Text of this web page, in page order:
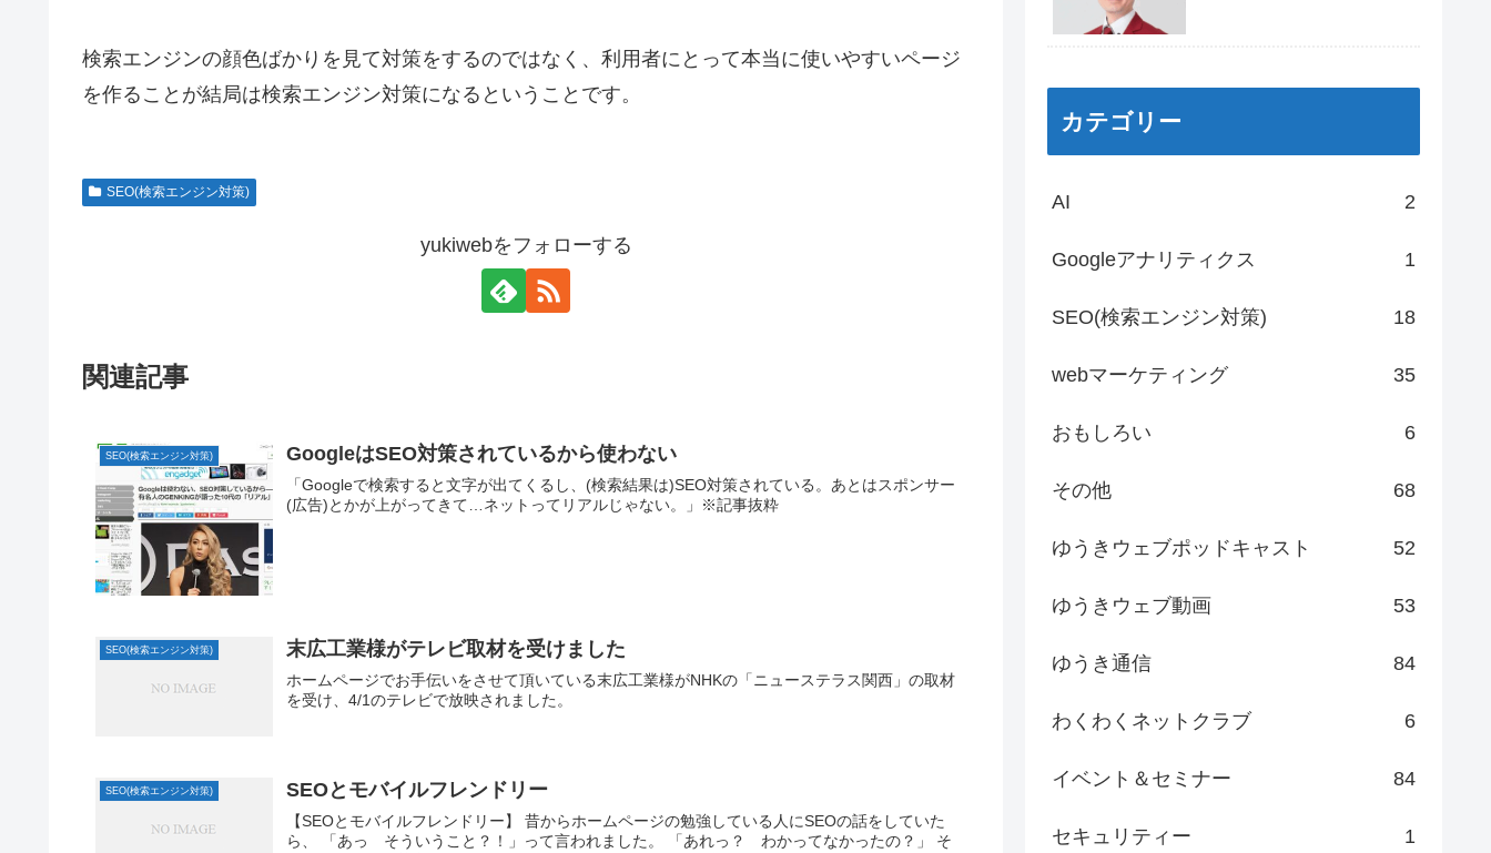
検索エンジンの顔色ばかりを見て対策をするのではなく、利用者にとって本当に使いやすいページ
を作ることが結局は検索エンジン対策になるということです。
SEO(検索エンジン対策)
yukiwebをフォローする
関連記事
SEO(検索エンジン対策) GoogleはSEO対策されているから使わない
「Googleで検索すると文字が出てくるし、(検索結果は)SEO対策されている。あとはスポンサー
(広告)とかが上がってきて…ネットってリアルじゃない。」※記事抜粋
SEO(検索エンジン対策) 末広工業様がテレビ取材を受けました
ホームページでお手伝いをさせて頂いている末広工業様がNHKの「ニューステラス関西」の取材
を受け、4/1のテレビで放映されました。
SEO(検索エンジン対策) SEOとモバイルフレンドリー
【SEOとモバイルフレンドリー】 昔からホームページの勉強している人にSEOの話をしていた
ら、 「あっ そういうこと？！」って言われました。 「あれっ？ わかってなかったの？」 そ
カテゴリー
AI 2
Googleアナリティクス 1
SEO(検索エンジン対策) 18
webマーケティング 35
おもしろい 6
その他 68
ゆうきウェブポッドキャスト 52
ゆうきウェブ動画 53
ゆうき通信 84
わくわくネットクラブ 6
イベント＆セミナー 84
セキュリティー 1